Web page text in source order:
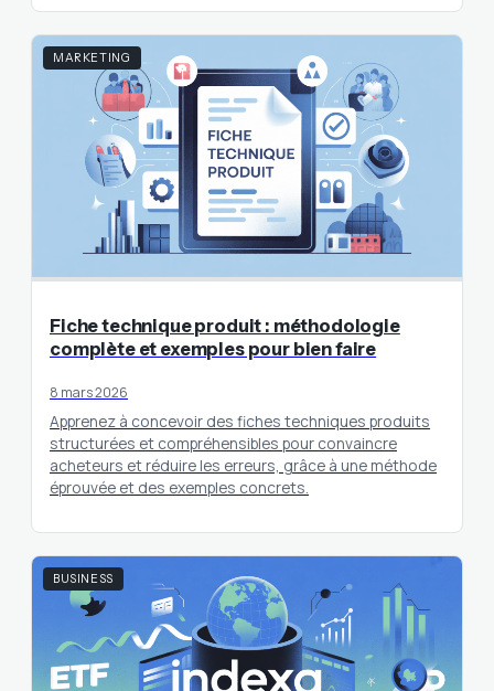
MARKETING
Fiche technique produit : méthodologie
complète et exemples pour bien faire
8 mars 2026
Apprenez à concevoir des fiches techniques produits
structurées et compréhensibles pour convaincre
acheteurs et réduire les erreurs, grâce à une méthode
éprouvée et des exemples concrets.
BUSINESS